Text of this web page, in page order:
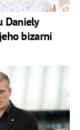
Daniely
bizarní